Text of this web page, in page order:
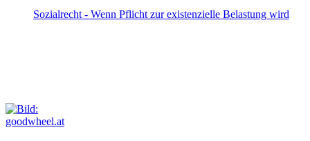
Sozialrecht - Wenn Pflicht zur existenzielle Belastung wird